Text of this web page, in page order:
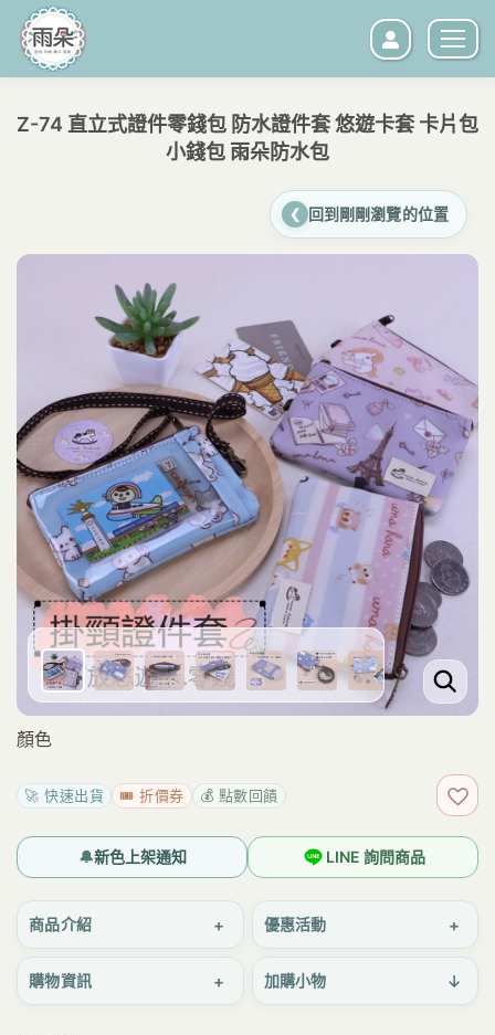
Z-74 直立式證件零錢包 防水證件套 悠遊卡套 卡片包
小錢包 雨朵防水包
❮ 回到剛剛瀏覽的位置
顏色
🚀 快速出貨 🎟️ 折價券 💰 點數回饋 加
LINE 詢問商品
🔔新色上架通知
商品介紹 + 優惠活動 +
購物資訊 + 加購小物 ↓